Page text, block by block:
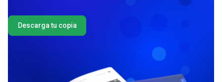
Descarga tu copia